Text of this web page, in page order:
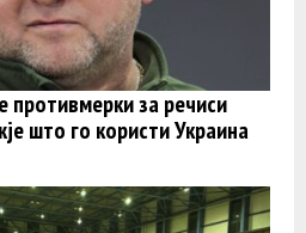
противмерки за речиси
што го користи Украина